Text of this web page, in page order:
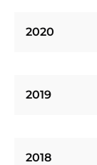
2020
2019
2018